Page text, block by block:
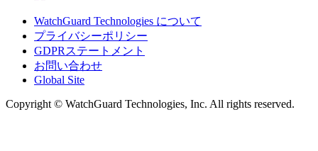
WatchGuard Technologies について
プライバシーポリシー
GDPRステートメント
お問い合わせ
Global Site
Copyright © WatchGuard Technologies, Inc. All rights reserved.